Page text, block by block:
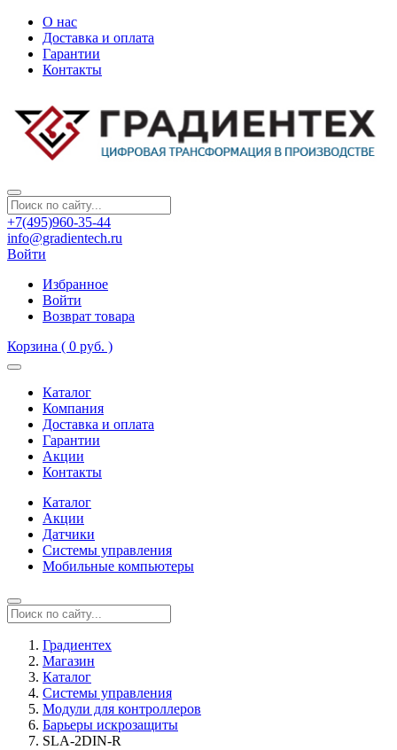
О нас
Доставка и оплата
Гарантии
Контакты
+7(495)960-35-44
info@gradientech.ru
Войти
Избранное
Войти
Возврат товара
Корзина ( 0 руб. )
Каталог
Компания
Доставка и оплата
Гарантии
Акции
Контакты
Каталог
Акции
Датчики
Системы управления
Мобильные компьютеры
Градиентех
Магазин
Каталог
Системы управления
Модули для контроллеров
Барьеры искрозащиты
SLA-2DIN-R